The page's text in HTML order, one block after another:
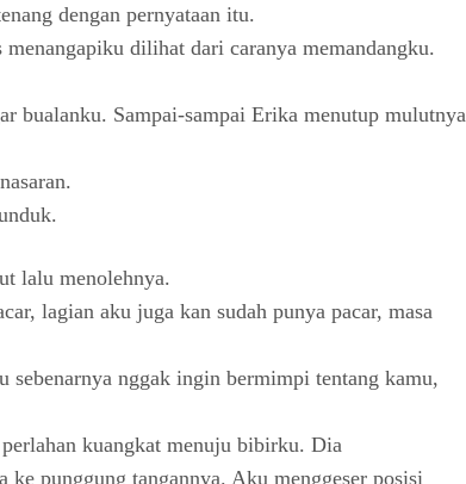
dengan pernyataan itu.
dilihat dari caranya memandangku.
bualanku. Sampai-sampai Erika menutup mulutnya
lalu menolehnya.
lagian aku juga kan sudah punya pacar, masa
nggak ingin bermimpi tentang kamu,
kuangkat menuju bibirku. Dia
ke punggung tangannya. Aku menggeser posisi